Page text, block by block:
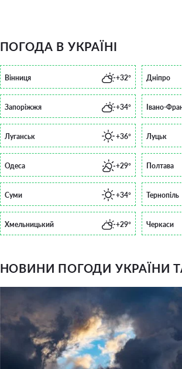
ПОГОДА В УКРАЇНІ
Вінниця +32° Дніпро
Запоріжжя +34° Івано-
Луганськ +36° Луцьк
Одеса +29° Полтава
Суми +34° Тернопіль
Хмельницький +29° Черкаси
НОВИНИ ПОГОДИ УКРАЇНИ